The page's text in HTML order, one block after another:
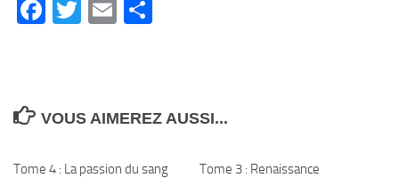
Facebook
Twitter
Email
VOUS AIMEREZ AUSSI...
Tome 4 : La passion du sang Tome 3 : Renaissance